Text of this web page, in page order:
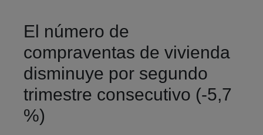
El número de
compraventas de vivienda
disminuye por segundo
trimestre consecutivo (-5,7
%)